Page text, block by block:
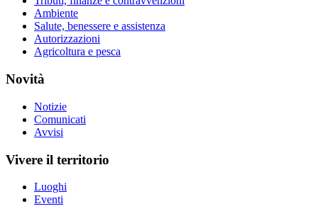
Ambiente
Salute, benessere e assistenza
Autorizzazioni
Agricoltura e pesca
Novità
Notizie
Comunicati
Avvisi
Vivere il territorio
Luoghi
Eventi